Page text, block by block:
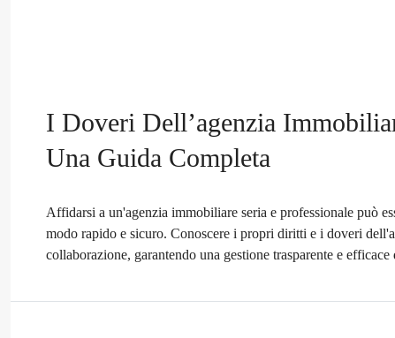
I Doveri Dell’agenzia
Una Guida Completa
Affidarsi a un'agenzia immobiliare seria e professionale può
modo rapido e sicuro. Conoscere i propri diritti e i doveri
collaborazione, garantendo una gestione trasparente e efficace